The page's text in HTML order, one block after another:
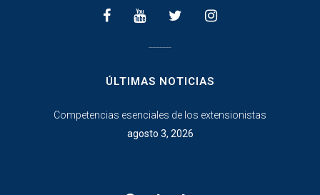
ÚLTIMAS NOTICIAS
Competencias esenciales de los extensionistas
agosto 3, 2026